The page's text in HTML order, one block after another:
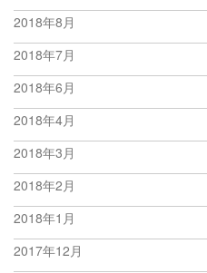
2018年8月
2018年7月
2018年6月
2018年4月
2018年3月
2018年2月
2018年1月
2017年12月